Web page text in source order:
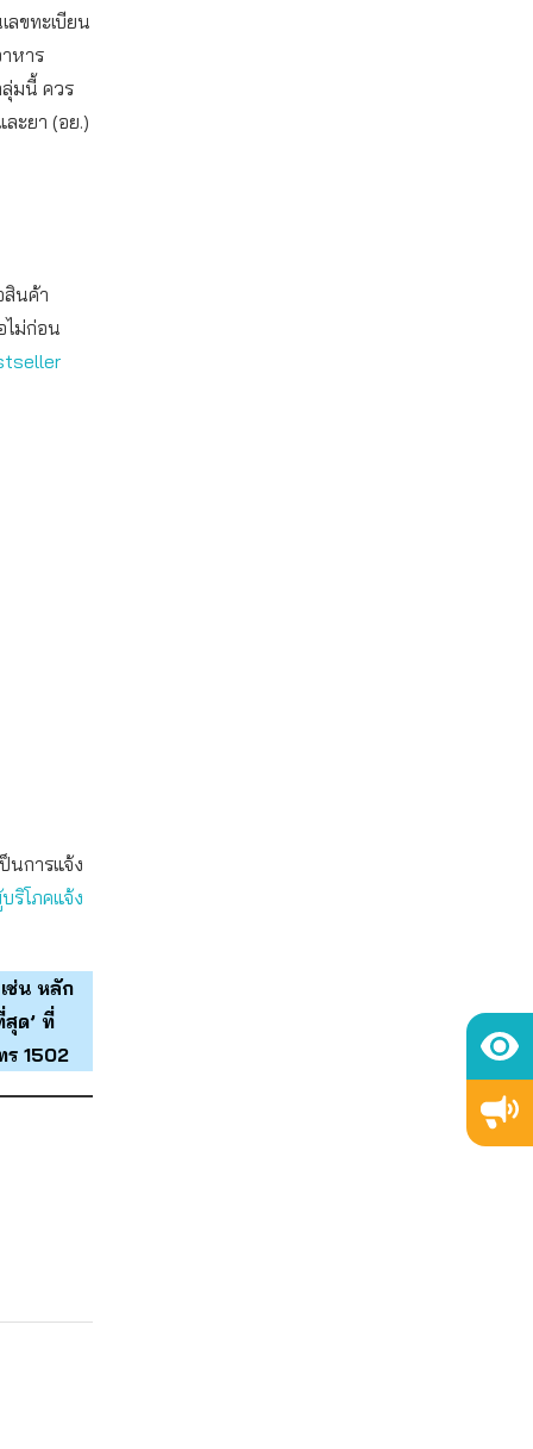
ลขทะเบียน
หาร
มนี้ ควร
ะยา (อย.)
สินค้า
ไม่ก่อน
นการแจ้ง
ริโภคแจ้ง
ช่น หลัก
ด’ ที่
ร 1502